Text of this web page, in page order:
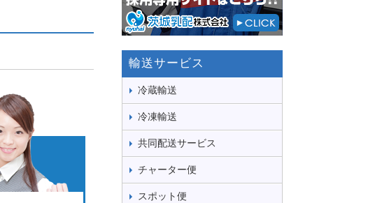
輸送サービス
冷蔵輸送
冷凍輸送
共同配送サービス
チャーター便
スポット便